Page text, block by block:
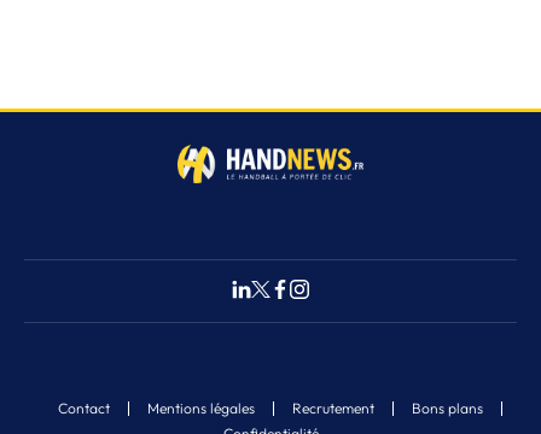
Contact Mentions légales Recrutement
Bons plans